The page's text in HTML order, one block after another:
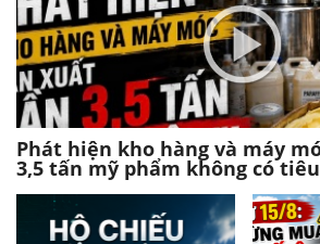
Phát hiện kho hàng và máy
3,5 tấn mỹ phẩm không có